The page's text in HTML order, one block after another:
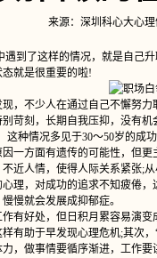
来源：深圳科心大心
了这样的情况，就是自己升
就是很重要的啦!
不少人在通过自己不懈努力
苛刻，长期自我压抑，没有
种情况多见于30～50岁的成功
方面有遗传的可能性，但更
近人情，使得人际关系紧张;
理，对成功的追求不知疲倦
慢就会发展成抑郁症。
好处，但日积月累容易演变
有助于早发现心理危机;其次
，做事情要循序渐进，工作